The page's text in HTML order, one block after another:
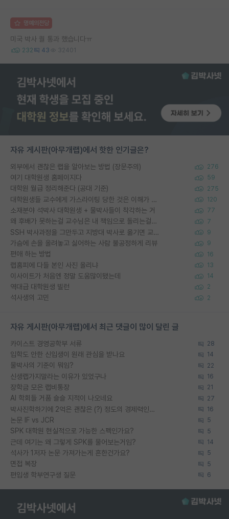
명예의전당
미국 박사 퀄 통과 했습니다ㅠ
232 43 32401
자유 게시판(아무개랩)에서 핫한 인기글은?
외부에서 괜찮은 랩을 알아보는 방법 (장문주의) 276
여기 대학원생 홈페이지다 59
대학원 월급 정리해준다 (공대 기준) 275
대학원생들 교수에게 가스라이팅 당한 것은 이해가 갑니다. 안타깝네요. 120
소재분야 석박사 대학원생 + 물박사들이 착각하는 거 77
왜 후배가 못하는걸 교수님은 내 책임으로 돌리는걸까요? 7
SSH 박사과정을 그만두고 지방대 박사로 옮기면 교수의 꿈은 끝일까요? 9
가슴에 손을 올려놓고 싫어하는 사람 불공정하게 리뷰 9
편애 하는 방법 16
랩홈피에 다들 본인 사진 올리냐 13
이사이트가 처음엔 정말 도움많이됐는데 14
역대급 대학원생 빌런 2
석사생의 고민 2
자유 게시판(아무개랩)에서 최근 댓글이 많이 달린 글
카이스트 경영공학부 서류 28
입학도 안한 신입생이 원래 관심을 받나요 14
물박사의 기준이 뭐임? 22
신생랩가지말라는 이유가 있었구나 16
장학금 모은 랩비통장 21
AI 학회들 거품 슬슬 지적이 나오네요 27
박사진학하기에 2억은 괜찮은 (?) 정도의 경제력인가요 16
논문 IF vs JCR 5
SPK 대학원 현실적으로 가능한 스펙인가요? 5
근데 여기는 왜 그렇게 SPK를 물어보는거임? 14
석사가 1저자 논문 가져가는게 흔한건가요? 5
면접 복장 5
편입생 학부연구생 질문 6